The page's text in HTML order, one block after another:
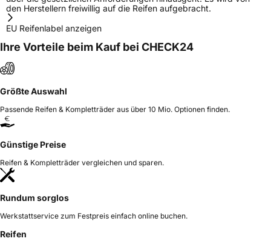
den Herstellern freiwillig auf die Reifen aufgebracht.
EU Reifenlabel anzeigen
Ihre Vorteile beim Kauf bei CHECK24
Größte Auswahl
Passende Reifen & Kompletträder aus über 10 Mio. Optionen finden.
Günstige Preise
Reifen & Kompletträder vergleichen und sparen.
Rundum sorglos
Werkstattservice zum Festpreis einfach online buchen.
Reifen